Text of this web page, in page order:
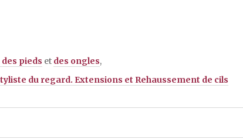
pieds et des ongles,
du regard. Extensions et Rehaussement de cils